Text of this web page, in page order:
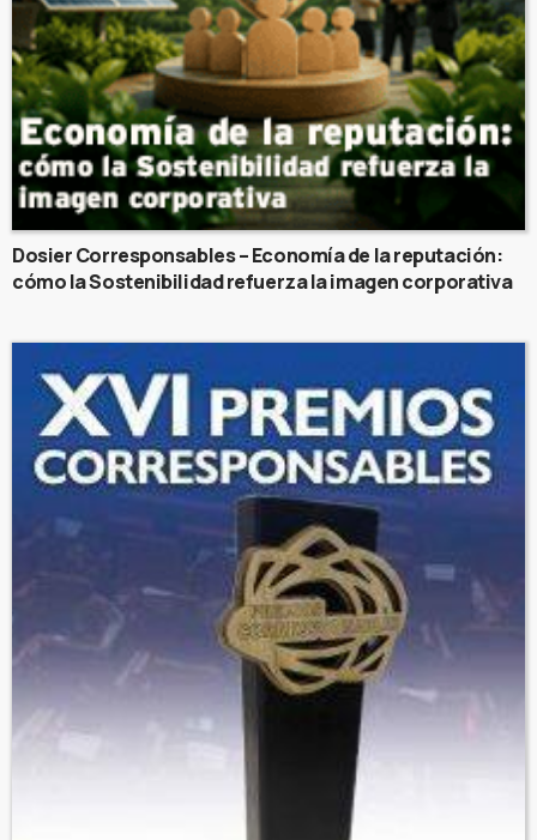
Dosier Corresponsables – Economía de la reputación:
cómo la Sostenibilidad refuerza la imagen corporativa